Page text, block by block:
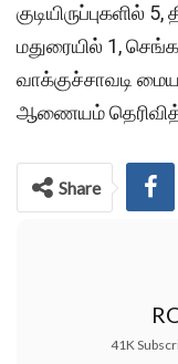
குடியிருப்புகளில்
மதுரையில் 1,
வாக்குச்சாவடி
ஆணையம்
Share
41K